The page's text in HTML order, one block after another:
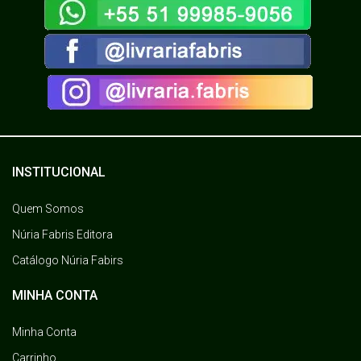
INSTITUCIONAL
Quem Somos
Núria Fabris Editora
Catálogo Núria Fabirs
MINHA CONTA
Minha Conta
Carrinho